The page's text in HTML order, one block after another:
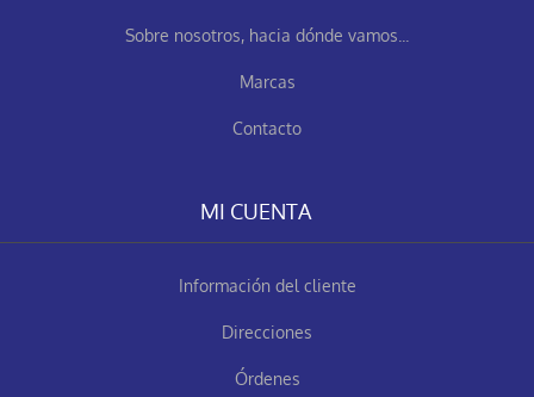
Sobre nosotros, hacia dónde vamos...
Marcas
Contacto
MI CUENTA
Información del cliente
Direcciones
Órdenes